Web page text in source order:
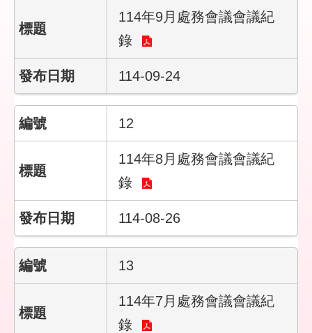
政
網
站
資
料
開
告
114年9月處務會議會議紀
錄
114-09-24
12
114年8月處務會議會議紀
錄
114-08-26
13
114年7月處務會議會議紀
錄